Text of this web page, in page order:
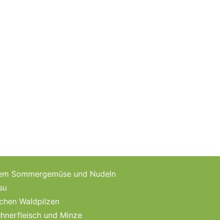
Sommergemüse und Nudeln
Waldpilzen
und Minze